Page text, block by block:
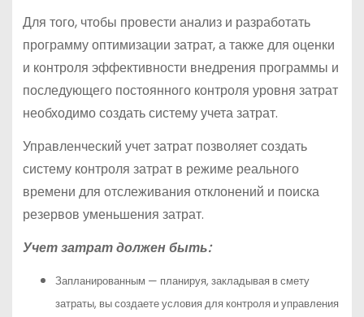
Для того, чтобы провести анализ и разработать
программу оптимизации затрат, а также для оценки
и контроля эффективности внедрения программы и
последующего постоянного контроля уровня затрат
необходимо создать систему учета затрат.
Управленческий учет затрат позволяет создать
систему контроля затрат в режиме реального
времени для отслеживания отклонений и поиска
резервов уменьшения затрат.
Учет затрат должен быть:
Запланированным — планируя, закладывая в смету
затраты, вы создаете условия для контроля и управления